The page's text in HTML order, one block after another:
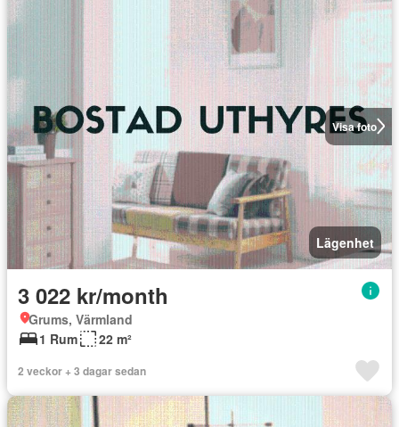
Visa foto
Lägenhet
3 022 kr/month
Grums, Värmland
1 Rum
22 m²
2 veckor + 3 dagar sedan